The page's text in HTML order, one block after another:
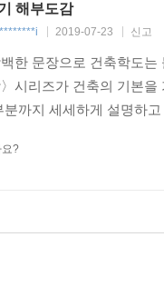
해부도감
2019-07-23 신고
한 문장으로 건축학도
시리즈가 건축의 기본
까지 세세하게 설명하
요?